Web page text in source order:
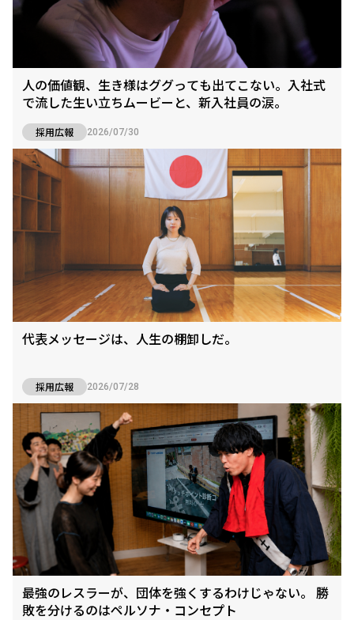
人の価値観、生き様はググっても出てこない。入社式
で流した生い立ちムービーと、新入社員の涙。
採用広報 2026/07/30
代表メッセージは、人生の棚卸しだ。
採用広報 2026/07/28
最強のレスラーが、団体を強くするわけじゃない。 勝
敗を分けるのはペルソナ・コンセプト